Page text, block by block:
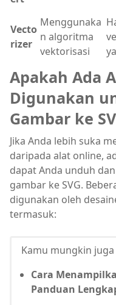
Vecto
rizer
Menggunaka
n algoritma
vektorisasi
Apakah Ada
Digunakan
Gambar ke
Jika Anda lebih suka
daripada alat online,
dapat Anda unduh
gambar ke SVG.
digunakan oleh
termasuk:
Kamu mungkin juga
Cara
Panduan